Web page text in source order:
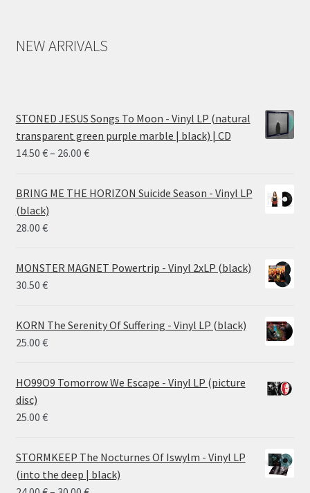
NEW ARRIVALS
STONED JESUS Songs To Moon - Vinyl LP (natural
transparent green purple marble | black) | CD
14.50 €– 26.00 €Price
14.50 €
BRING ME THE HORIZON Suicide Season - Vinyl LP
(black)
28.00 €
MONSTER MAGNET Powertrip - Vinyl 2xLP (black)
30.50 €
KORN The Serenity Of Suffering - Vinyl LP (black)
25.00 €
HO99O9 Tomorrow We Escape - Vinyl LP (picture
disc)
25.00 €
STORMKEEP The Nocturnes Of Iswylm - Vinyl LP
(into the deep | black)